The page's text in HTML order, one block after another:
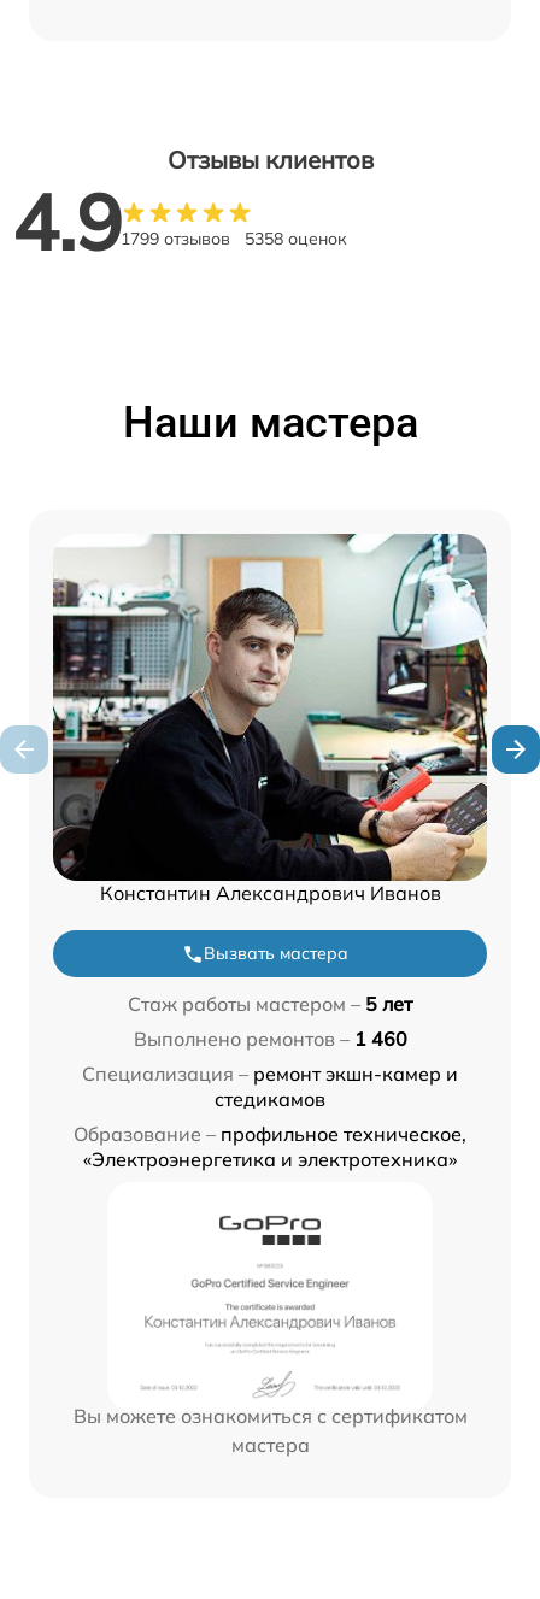
Отзывы клиентов
4.91799 отзывов 5358 оценок
Наши мастера
Константин Александрович Иванов
Вызвать мастера
Стаж работы мастером – 5 лет
Выполнено ремонтов – 1 460
Специализация – ремонт экшн-камер и
стедикамов
Образование – профильное техническое,
«Электроэнергетика и электротехника»
Вы можете ознакомиться с сертификатом
мастера